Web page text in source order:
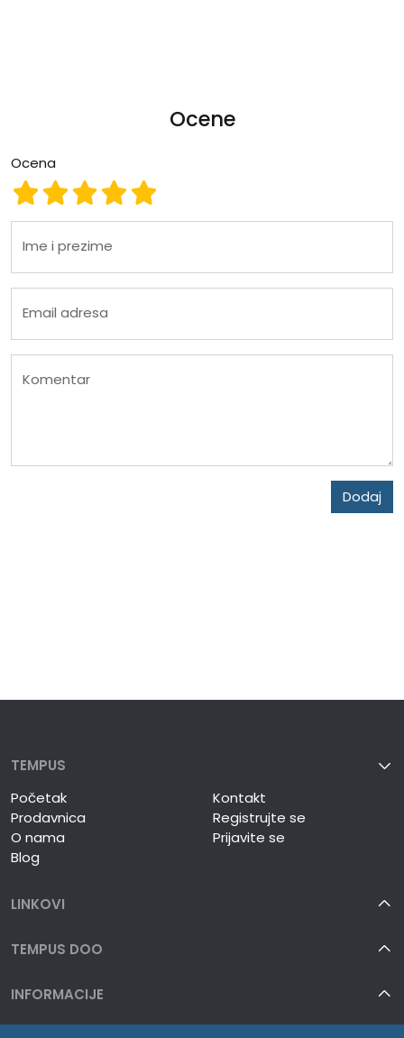
Ocene
Ocena
Ocena 5
Ocena 4
Ocena 3
Ocena 2
Ocena 1
Ime i prezime
Email adresa
Komentar
Dodaj
TEMPUS
Početak
Prodavnica
O nama
Blog
Kontakt
Registrujte se
Prijavite se
LINKOVI
TEMPUS DOO
INFORMACIJE